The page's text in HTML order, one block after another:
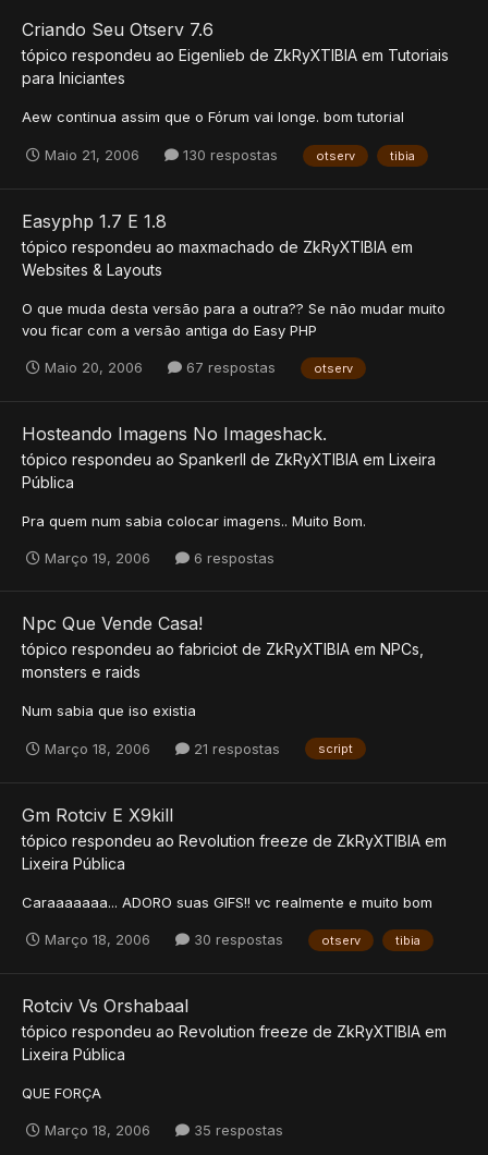
Criando Seu Otserv 7.6
tópico respondeu ao Eigenlieb de ZkRyXTIBIA em Tutoriais
para Iniciantes
Aew continua assim que o Fórum vai longe. bom tutorial
Maio 21, 2006 130 respostas otserv tibia
Easyphp 1.7 E 1.8
tópico respondeu ao maxmachado de ZkRyXTIBIA em
Websites & Layouts
O que muda desta versão para a outra?? Se não mudar muito
vou ficar com a versão antiga do Easy PHP
Maio 20, 2006 67 respostas otserv
Hosteando Imagens No Imageshack.
tópico respondeu ao SpankerII de ZkRyXTIBIA em Lixeira
Pública
Pra quem num sabia colocar imagens.. Muito Bom.
Março 19, 2006 6 respostas
Npc Que Vende Casa!
tópico respondeu ao fabriciot de ZkRyXTIBIA em NPCs,
monsters e raids
Num sabia que iso existia
Março 18, 2006 21 respostas script
Gm Rotciv E X9kill
tópico respondeu ao Revolution freeze de ZkRyXTIBIA em
Lixeira Pública
Caraaaaaaa... ADORO suas GIFS!! vc realmente e muito bom
Março 18, 2006 30 respostas otserv tibia
Rotciv Vs Orshabaal
tópico respondeu ao Revolution freeze de ZkRyXTIBIA em
Lixeira Pública
QUE FORÇA
Março 18, 2006 35 respostas